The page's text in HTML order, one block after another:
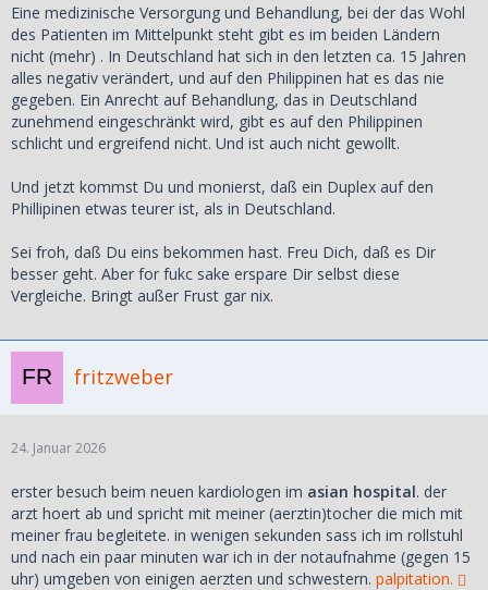
Eine medizinische Versorgung und Behandlung, bei der das Wohl
des Patienten im Mittelpunkt steht gibt es im beiden Ländern
nicht (mehr) . In Deutschland hat sich in den letzten ca. 15 Jahren
alles negativ verändert, und auf den Philippinen hat es das nie
gegeben. Ein Anrecht auf Behandlung, das in Deutschland
zunehmend eingeschränkt wird, gibt es auf den Philippinen
schlicht und ergreifend nicht. Und ist auch nicht gewollt.
Und jetzt kommst Du und monierst, daß ein Duplex auf den
Phillipinen etwas teurer ist, als in Deutschland.
Sei froh, daß Du eins bekommen hast. Freu Dich, daß es Dir
besser geht. Aber for fukc sake erspare Dir selbst diese
Vergleiche. Bringt außer Frust gar nix.
fritzweber
24. Januar 2026
erster besuch beim neuen kardiologen im asian hospital. der
arzt hoert ab und spricht mit meiner (aerztin)tocher die mich mit
meiner frau begleitete. in wenigen sekunden sass ich im rollstuhl
und nach ein paar minuten war ich in der notaufnahme (gegen 15
uhr) umgeben von einigen aerzten und schwestern. palpitation.